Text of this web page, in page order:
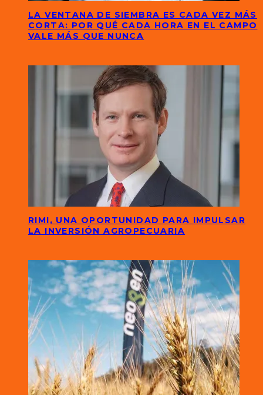
LA VENTANA DE SIEMBRA ES CADA VEZ MÁS
CORTA: POR QUÉ CADA HORA EN EL CAMPO
VALE MÁS QUE NUNCA
RIMI, UNA OPORTUNIDAD PARA IMPULSAR
LA INVERSIÓN AGROPECUARIA